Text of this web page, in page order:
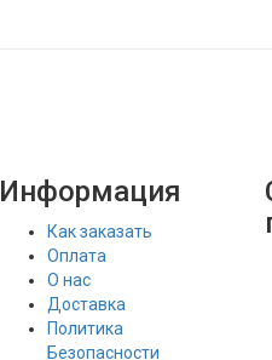
Информация
Как заказать
Оплата
О нас
Доставка
Политика
Безопасности